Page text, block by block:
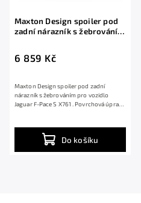
Maxton Design spoiler pod
zadní nárazník s žebrováním
6 859 Kč
Do košíku
Maxton Design spoiler pod zadní
nárazník s žebrováním pro vozidlo
Jaguar F-Pace S X761 . Povrchová úprava